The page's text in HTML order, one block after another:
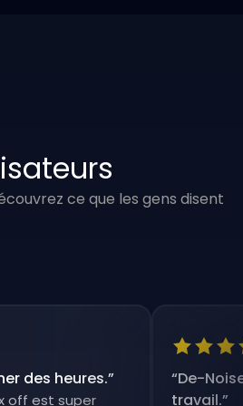
ce que les gens disent
heures.”
super
De-Noise est
travail.”